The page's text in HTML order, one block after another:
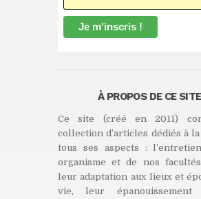
À PROPOS DE CE
Ce site (créé en 2011)
collection d’articles dédiés à la
tous ses aspects :
organisme et de nos
leur adaptation aux lieux et
vie, leur